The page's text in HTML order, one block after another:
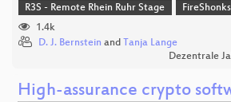
R3S - Remote Rhein Ruhr Stage FireShonks
1.4k
D. J. Bernstein and Tanja Lange
Dezentrale
High-assurance crypto